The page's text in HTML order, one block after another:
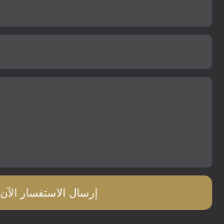
إرسال الاستفسار الآن